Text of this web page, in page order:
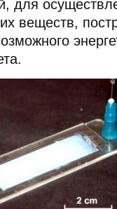
для
веществ,